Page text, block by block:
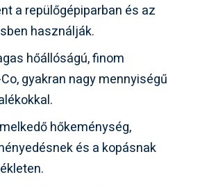
a repülőgépiparban és az
használják.
hőállóságú, finom
gyakran nagy mennyiségű
hőkeménység,
és a kopásnak